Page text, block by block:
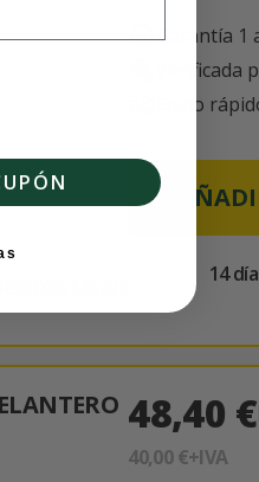
Garantía 1
Verificada
Envío
14
48,40 €
40,00 €+IVA